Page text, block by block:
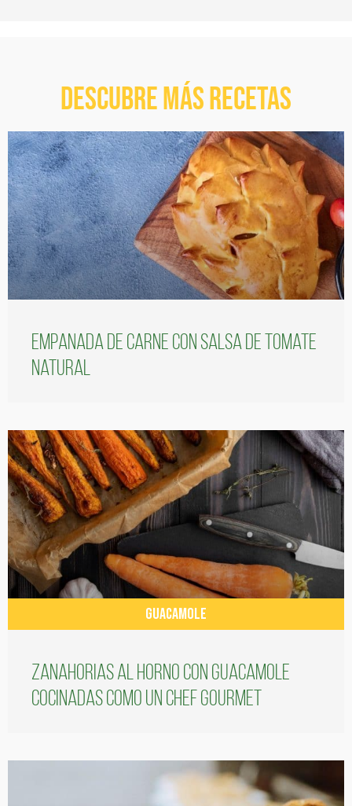
Descubre más recetas
Empanada de carne con salsa de tomate
natural
GUACAMOLE
Zanahorias al horno con guacamole
cocinadas como un chef gourmet